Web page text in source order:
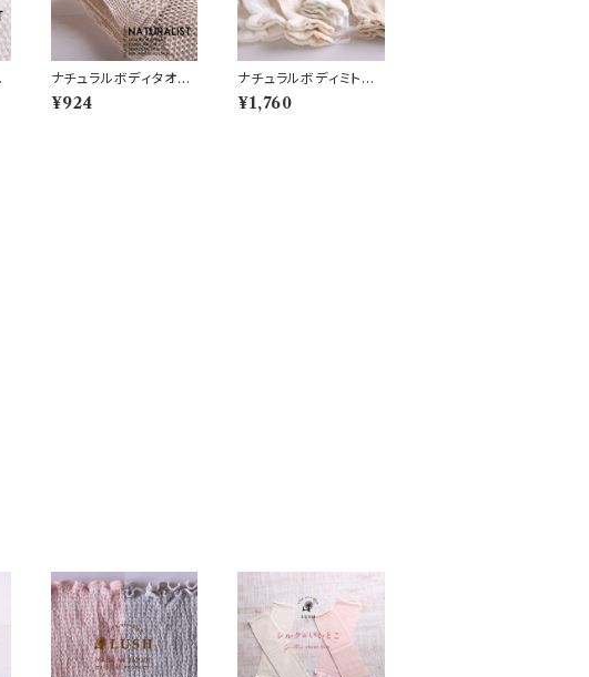
ナチュラルボディタオ
ル 麻・綿 (N4)
¥924
ナチュラルボディミト
ン 絹 (N6)
¥1,760